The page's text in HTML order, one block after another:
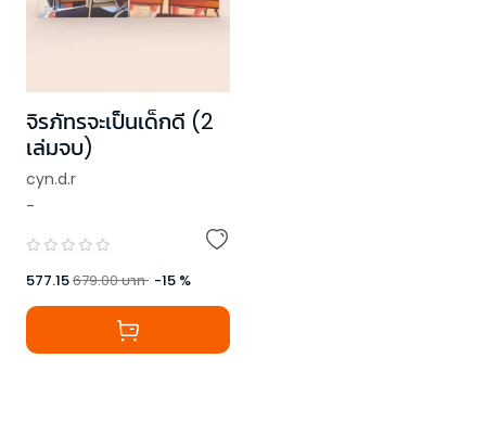
จิรภัทรจะเป็นเด็กดี (2
เล่มจบ)
cyn.d.r
-
577.15679.00บาท -15 %